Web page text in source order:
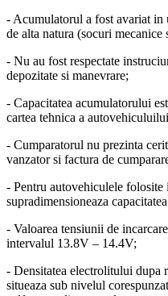
- Acumulatorul a fost avariat in
de alta natura (socuri mecanice
- Nu au fost respectate
depozitate si manevrare;
- Capacitatea acumulatorului
cartea tehnica a
- Cumparatorul nu prezinta
vanzator si factura de
- Pentru autovehiculele
supradimensioneaza
- Valoarea tensiunii de
intervalul 13.8V – 14.4V;
- Densitatea electrolitului dupa
situeaza sub nivelul